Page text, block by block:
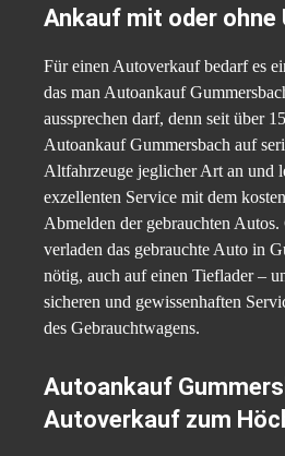
Ankauf mit oder ohne
Für einen Autoverkauf bedarf es
das man Autoankauf
aussprechen darf, denn seit über
Autoankauf Gummersbach auf
Altfahrzeuge jeglicher Art an und
exzellenten Service mit dem
Abmelden der gebrauchten
verladen das gebrauchte Auto in
nötig, auch auf einen Tieflader –
sicheren und gewissenhaften
des Gebrauchtwagens.
Autoankauf
Autoverkauf zum